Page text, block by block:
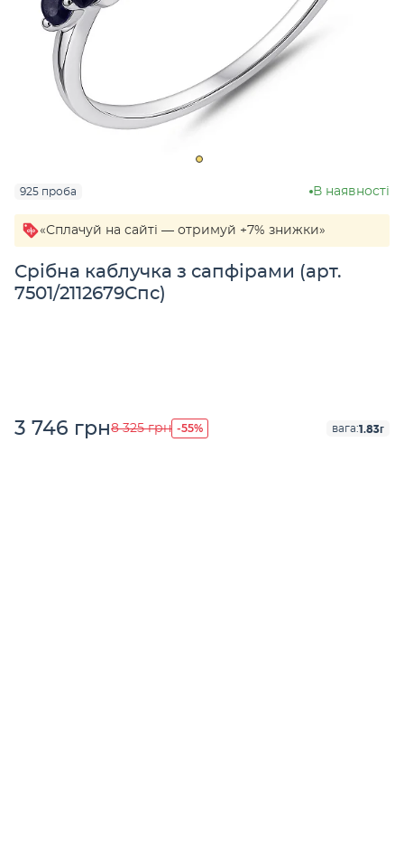
925 проба В наявності
«Сплачуй на сайті — отримуй +7% знижки»
Срібна каблучка з сапфірами (арт.
7501/2112679Спс)
3 746 грн8 325 грн -55% вага:1.83г